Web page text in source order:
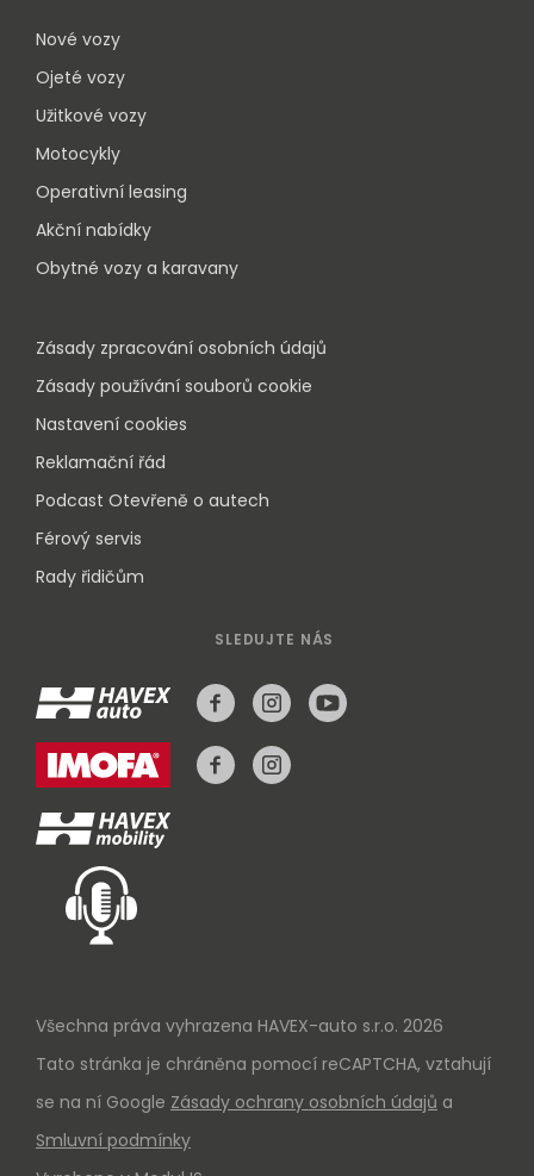
Nové vozy
Ojeté vozy
Užitkové vozy
Motocykly
Operativní leasing
Akční nabídky
Obytné vozy a karavany
Zásady zpracování osobních údajů
Zásady používání souborů cookie
Nastavení cookies
Reklamační řád
Podcast Otevřeně o autech
Férový servis
Rady řidičům
SLEDUJTE NÁS
Všechna práva vyhrazena HAVEX-auto s.r.o. 2026
Tato stránka je chráněna pomocí reCAPTCHA, vztahují
se na ní Google Zásady ochrany osobních údajů a
Smluvní podmínky